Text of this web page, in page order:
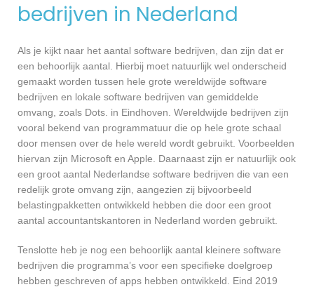
bedrijven in Nederland
Als je kijkt naar het aantal software bedrijven, dan zijn dat er
een behoorlijk aantal. Hierbij moet natuurlijk wel onderscheid
gemaakt worden tussen hele grote wereldwijde software
bedrijven en lokale software bedrijven van gemiddelde
omvang, zoals Dots. in Eindhoven. Wereldwijde bedrijven zijn
vooral bekend van programmatuur die op hele grote schaal
door mensen over de hele wereld wordt gebruikt. Voorbeelden
hiervan zijn Microsoft en Apple. Daarnaast zijn er natuurlijk ook
een groot aantal Nederlandse software bedrijven die van een
redelijk grote omvang zijn, aangezien zij bijvoorbeeld
belastingpakketten ontwikkeld hebben die door een groot
aantal accountantskantoren in Nederland worden gebruikt.
Tenslotte heb je nog een behoorlijk aantal kleinere software
bedrijven die programma’s voor een specifieke doelgroep
hebben geschreven of apps hebben ontwikkeld. Eind 2019